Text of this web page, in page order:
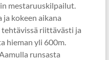
mestaruuskilpailut.
kokeen aikana
riittävästi ja
hieman yli 600m.
runsasta